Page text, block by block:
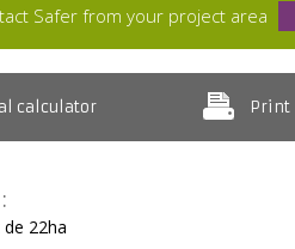
Safer from your project area
calculator Print
22ha